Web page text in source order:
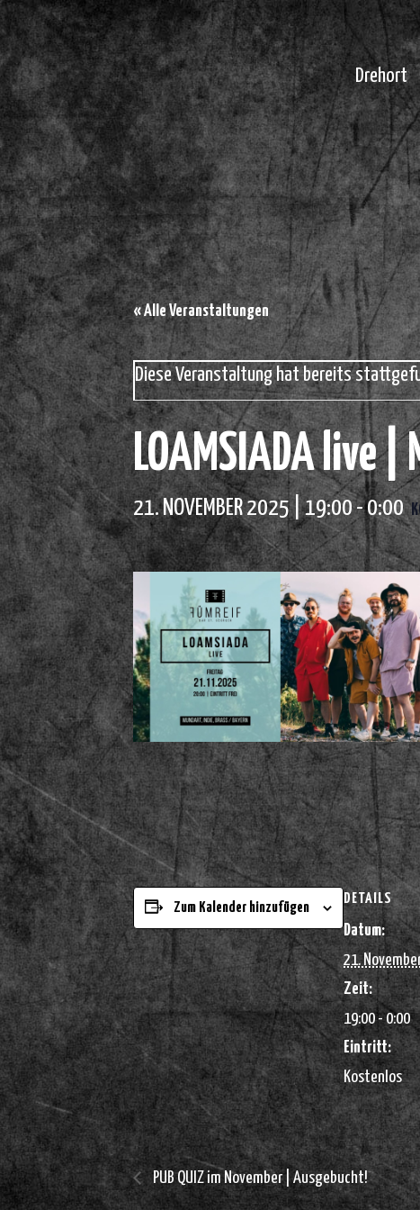
Drehort
« Alle Veranstaltungen
Diese Veranstaltung hat bereits
LOAMSIADA live
21. NOVEMBER 2025 | 19:00-0:00
Zum Kalender hinzufügen
DETAILS
Datum:
21.
Zeit:
19:00 - 0:00
Eintritt:
Kostenlos
PUB QUIZ im November | Ausgebucht!